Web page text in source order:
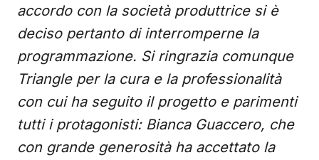
accordo con la società produttrice si è
deciso pertanto di interromperne la
programmazione. Si ringrazia comunque
Triangle per la cura e la professionalità
con cui ha seguito il progetto e parimenti
tutti i protagonisti: Bianca Guaccero, che
con grande generosità ha accettato la